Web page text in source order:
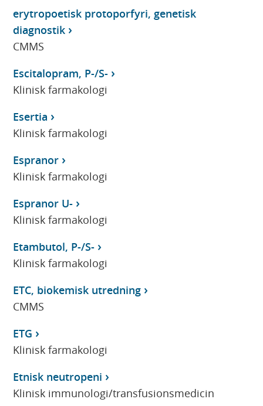
erytropoetisk protoporfyri, genetisk
diagnostik
CMMS
Escitalopram, P-/S-
Klinisk farmakologi
Esertia
Klinisk farmakologi
Espranor
Klinisk farmakologi
Espranor U-
Klinisk farmakologi
Etambutol, P-/S-
Klinisk farmakologi
ETC, biokemisk utredning
CMMS
ETG
Klinisk farmakologi
Etnisk neutropeni
Klinisk immunologi/transfusionsmedicin